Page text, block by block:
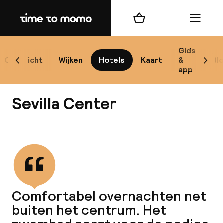
Home
Overzicht Wijken Hotels Kaart
Gids
&
app
Scroll naar links
Winkelmand Menu
Sevilla Center
Comfortabel overnachten net
buiten het centrum. Het